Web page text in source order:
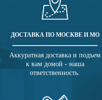
ДОСТАВКА ПО МОСКВЕ И МО
Аккуратная доставка и подъем
к вам домой - наша
ответственность.